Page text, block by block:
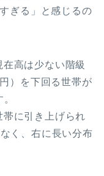
ぎる」と感じるの
高は少ない階級
）を下回る世帯が
に引き上げられ
く、右に長い分布